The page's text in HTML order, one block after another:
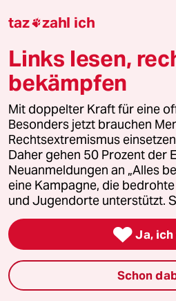
taz Blogs
taz FUTURZWEI
Le Monde diplomatique
taz Archiv
Mehr taz Angebote
taz zahl ich
Links lesen,
bekämpfen
Mit doppelter Kraft für eine
Besonders jetzt brauchen
Rechtsextremismus
Daher gehen 50 Prozent der
Neuanmeldungen an „Alles
eine Kampagne, die
und Jugendorte unterstützt.
 Ja, ich
Schon